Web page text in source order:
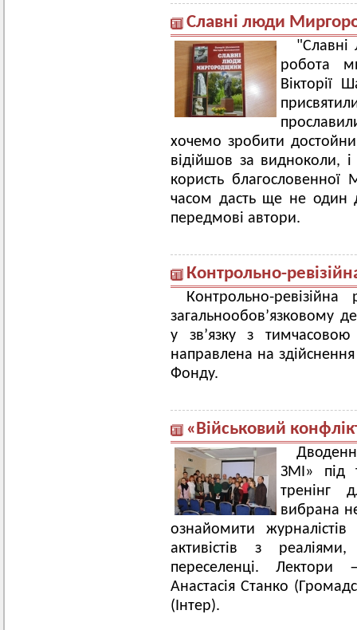
Славні люди
робота
Вікторії
хочемо зробити
відійшов за видноколи,
користь
часом дасть ще не один
передмові автори.
Контрольно-
Контрольно-
загальнообов’язковому
у зв’язку з тимчасовою
направлена на
Фонду.
«Військовий
ЗМІ» під
тренінг
вибрана
ознайомити
активістів з
переселенці. Лектори
Анастасія Станко
(Інтер).